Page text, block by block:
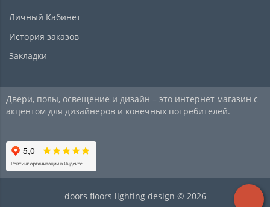
Личный Кабинет
История заказов
Закладки
Двери, полы, освещение и дизайн – это интернет магазин с
акцентом для дизайнеров и конечных потребителей.
doors floors lighting design © 2026